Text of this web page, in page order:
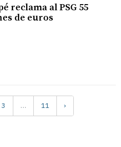
reclama al PSG 55
de euros
3 … 11 ›